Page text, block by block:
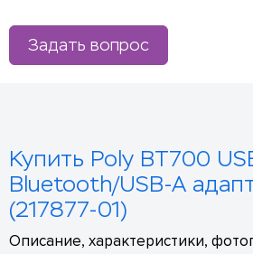
Задать вопрос
Купить Poly BT700
Bluetooth/USB-A
(217877-01)
Описание, характеристики,